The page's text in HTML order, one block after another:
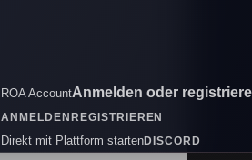
ROA AccountAnmelden oder
ANMELDENREGISTRIEREN
Direkt mit Plattform startenDISCORD